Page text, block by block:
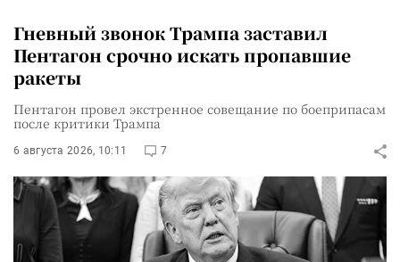
Гневный звонок Трампа заставил
Пентагон срочно искать пропавшие
ракеты
Пентагон провел экстренное совещание по боеприпасам
после критики Трампа
6 августа 2026, 10:11 7